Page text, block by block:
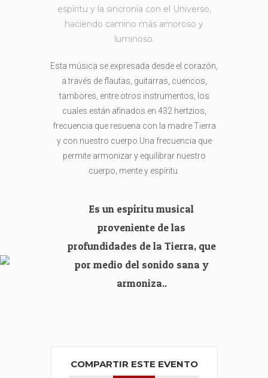
espíritu y la sincronía con el Universo,
haciendo camino más amoroso y
luminoso.
Esta música se expresada desde el corazón,
a través de flautas, guitarras, cuencos,
tambores, entre otros instrumentos, los
cuales están afinados en 432 hertzios,
frecuencia que resuena con la madre Tierra
y con nuestro cuerpo.Una frecuencia que
permite armonizar y equilibrar nuestro
cuerpo, mente y espíritu.
Es un espíritu musical
proveniente de las
profundidades de la Tierra, que
por medio del sonido sana y
armoniza..
COMPARTIR ESTE EVENTO